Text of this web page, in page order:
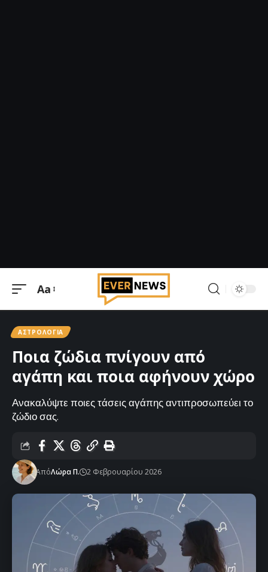
Μεγέθυνση
Aa
ΑΣΤΡΟΛΟΓΊΑ
Ποια ζώδια πνίγουν από
αγάπη και ποια αφήνουν χώρο
Ανακαλύψτε ποιες τάσεις αγάπης αντιπροσωπεύει το
ζώδιο σας.
ΑπόΛώρα Π. 2 Φεβρουαρίου 2026